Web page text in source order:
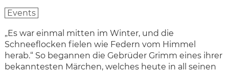
Events
„Es war einmal mitten im Winter, und die
Schneeflocken fielen wie Federn vom Himmel
herab.“ So begannen die Gebrüder Grimm eines ihrer
bekanntesten Märchen, welches heute in all seinen